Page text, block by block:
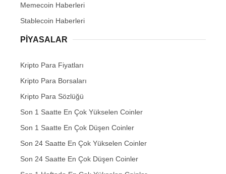
Memecoin Haberleri
Stablecoin Haberleri
PIYASALAR
Kripto Para Fiyatları
Kripto Para Borsaları
Kripto Para Sözlüğü
Son 1 Saatte En Çok Yükselen Coinler
Son 1 Saatte En Çok Düşen Coinler
Son 24 Saatte En Çok Yükselen Coinler
Son 24 Saatte En Çok Düşen Coinler